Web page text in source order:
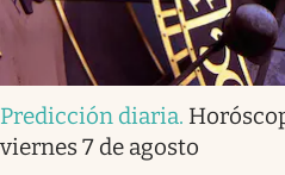
Predicción diaria.
viernes 7 de agosto